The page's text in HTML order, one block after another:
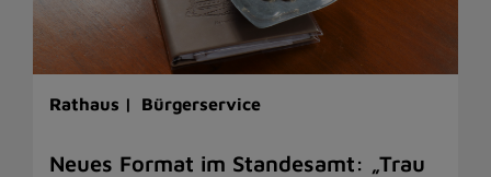
Rathaus | Bürgerservice
Neues Format im Standesamt: „Trau